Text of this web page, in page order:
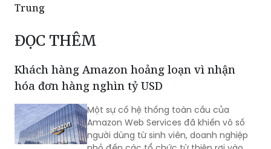
Trung
ĐỌC THÊM
Khách hàng Amazon hoảng loạn vì nhận
hóa đơn hàng nghìn tỷ USD
Một sự cố hệ thống toàn cầu của
Amazon Web Services đã khiến vô số
người dùng từ sinh viên, doanh nghiệp